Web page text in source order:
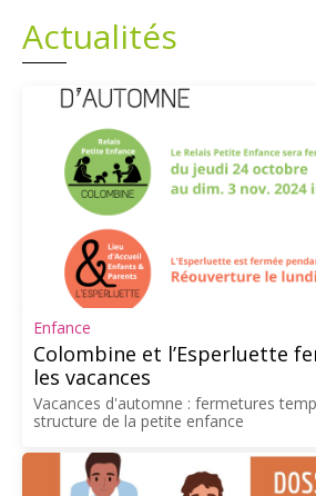
Actualités
Enfance
Colombine et l’Esperluette
les vacances
Vacances d'automne : fermetures
structure de la petite enfance
Plans
Demandes légales
Emploi
Marchés publics
Grands projets